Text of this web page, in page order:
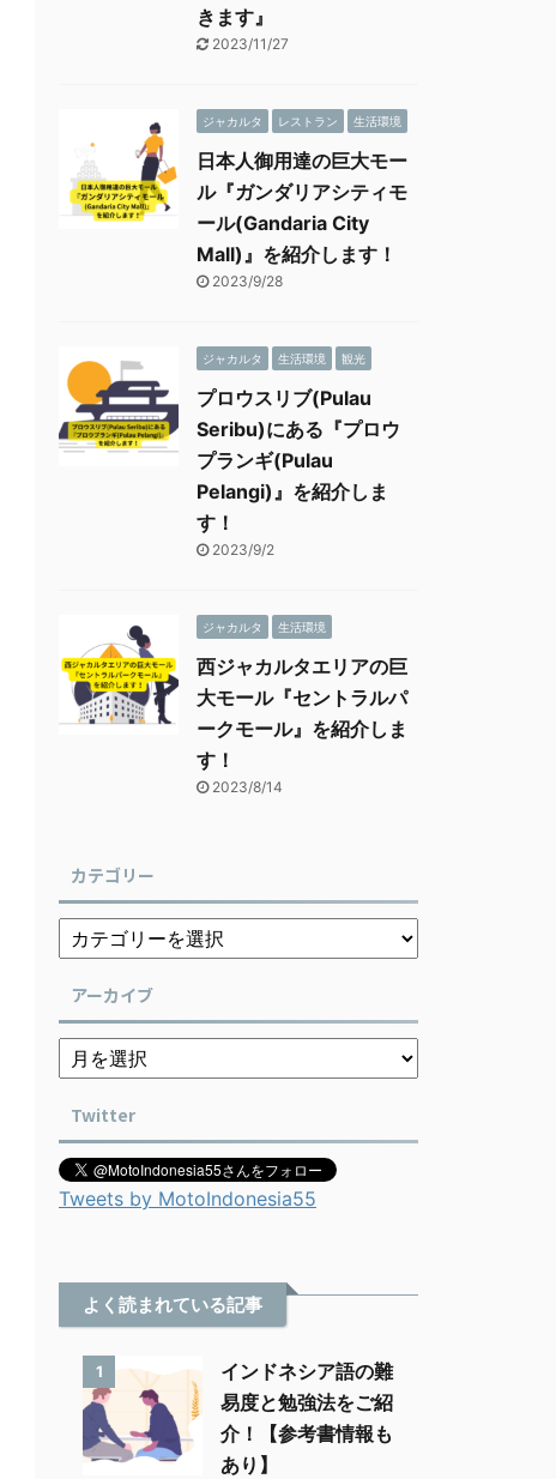
きます』
2023/11/27
ジャカルタ レストラン 生活環境
日本人御用達の巨大モー
ル『ガンダリアシティモ
ール(Gandaria City
Mall)』を紹介します！
2023/9/28
ジャカルタ 生活環境 観光
プロウスリブ(Pulau
Seribu)にある『プロウ
プランギ(Pulau
Pelangi)』を紹介しま
す！
2023/9/2
ジャカルタ 生活環境
西ジャカルタエリアの巨
大モール『セントラルパ
ークモール』を紹介しま
す！
2023/8/14
カテゴリー
アーカイブ
Twitter
Tweets by MotoIndonesia55
よく読まれている記事
1
インドネシア語の難
易度と勉強法をご紹
介！【参考書情報も
あり】